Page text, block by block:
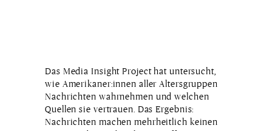
Das Media Insight Project hat untersucht,
wie Amerikaner:innen aller Altersgruppen
Nachrichten wahrnehmen und welchen
Quellen sie vertrauen. Das Ergebnis:
Nachrichten machen mehrheitlich keinen